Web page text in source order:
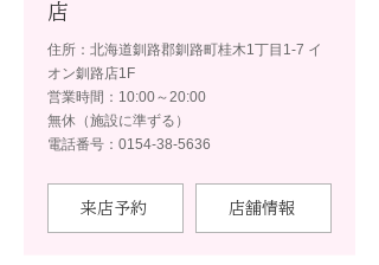
店
住所：北海道釧路郡釧路町桂木1丁目1-7 イ
オン釧路店1F
営業時間：10:00～20:00
無休（施設に準ずる）
電話番号：0154-38-5636
来店予約 店舗情報